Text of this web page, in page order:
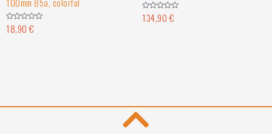
Hinnanguga
018,90 €
Hinnanguga
0134,90 €